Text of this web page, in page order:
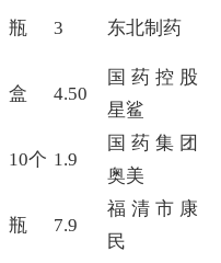
瓶 3 东北制药
盒 4.50
国药控股
星鲨
10个 1.9
国药集团
奥美
瓶 7.9
福清市康
民